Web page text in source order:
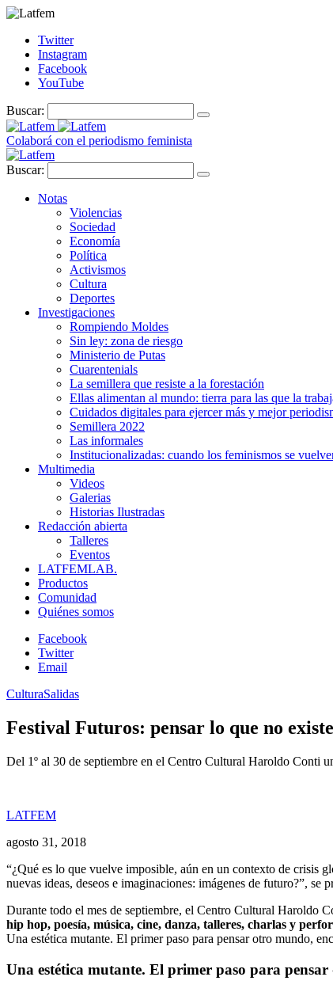
Twitter
Instagram
Facebook
YouTube
Buscar:
Colaborá con el periodismo feminista
Buscar:
Notas
Violencias
Sociedad
Economía
Política
Activismos
Cultura
Deportes
Investigaciones
Rompiendo Moldes
Sin ley: zona de riesgo
Ministerio de Putas
Cuarentenials
La semillera que resiste a la forestación
Ellas alimentan al mundo: tierra para las que la
Cuidados digitales para ejercer más y mejor
Semillera 2022
Las informales
Institucionalizadas: cuando los feminismos se
Multimedia
Videos
Galerias
Historias Ilustradas
Redacción abierta
Talleres
Eventos
LATFEMLAB.
Productos
Comunidad
Quiénes somos
Facebook
Twitter
Email
CulturaSalidas
Festival Futuros: pensar lo que no existe
Del 1º al 30 de septiembre en el Centro Cultural Haroldo Conti
LATFEM
agosto 31, 2018
“¿Qué es lo que vuelve imposible, aún en un contexto de crisis
nuevas ideas, deseos e imaginaciones: imágenes de futuro?”, se
Durante todo el mes de septiembre, el Centro Cultural Haroldo
hip hop, poesía, música, cine, danza, talleres, charlas y
Una estética mutante. El primer paso para pensar otro mundo,
Una estética mutante. El primer paso para